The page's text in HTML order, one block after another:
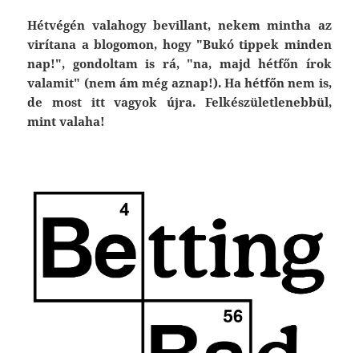
Hétvégén valahogy bevillant, nekem mintha az
virítana a blogomon, hogy "Bukó tippek minden
nap!", gondoltam is rá, "na, majd hétfőn írok
valamit" (nem ám még aznap!). Ha hétfőn nem is,
de most itt vagyok újra. Felkészületlenebbül,
mint valaha!